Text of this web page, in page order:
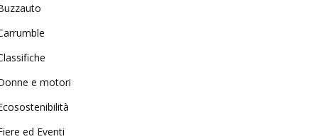
e motori
ed Eventi